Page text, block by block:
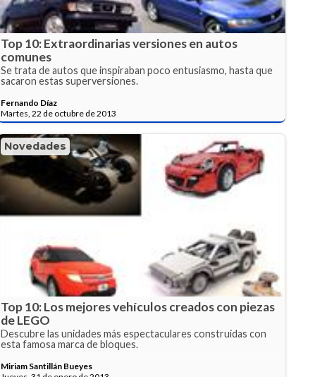
Top 10: Extraordinarias versiones en autos
comunes
Se trata de autos que inspiraban poco entusiasmo, hasta que
sacaron estas superversiones.
Fernando Díaz
Martes, 22 de octubre de 2013
Novedades
Top 10: Los mejores vehículos creados con piezas
de LEGO
Descubre las unidades más espectaculares construidas con
esta famosa marca de bloques.
Miriam Santillán Bueyes